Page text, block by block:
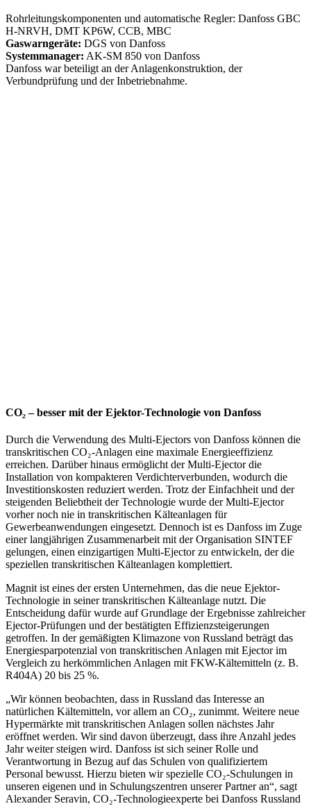
Rohrleitungskomponenten und automatische Regler: Danfoss GBC
H-NRVH, DMT KP6W, CCB, MBC
Gaswarngeräte: DGS von Danfoss
Systemmanager: AK-SM 850 von Danfoss
Danfoss war beteiligt an der Anlagenkonstruktion, der
Verbundprüfung und der Inbetriebnahme.
CO₂ – besser mit der Ejektor-Technologie von Danfoss
Durch die Verwendung des Multi-Ejectors von Danfoss können die
transkritischen CO₂-Anlagen eine maximale Energieeffizienz
erreichen. Darüber hinaus ermöglicht der Multi-Ejector die
Installation von kompakteren Verdichterverbunden, wodurch die
Investitionskosten reduziert werden. Trotz der Einfachheit und der
steigenden Beliebtheit der Technologie wurde der Multi-Ejector
vorher noch nie in transkritischen Kälteanlagen für
Gewerbeanwendungen eingesetzt. Dennoch ist es Danfoss im Zuge
einer langjährigen Zusammenarbeit mit der Organisation SINTEF
gelungen, einen einzigartigen Multi-Ejector zu entwickeln, der die
speziellen transkritischen Kälteanlagen komplettiert.
Magnit ist eines der ersten Unternehmen, das die neue Ejektor-
Technologie in seiner transkritischen Kälteanlage nutzt. Die
Entscheidung dafür wurde auf Grundlage der Ergebnisse zahlreicher
Ejector-Prüfungen und der bestätigten Effizienzsteigerungen
getroffen. In der gemäßigten Klimazone von Russland beträgt das
Energiesparpotenzial von transkritischen Anlagen mit Ejector im
Vergleich zu herkömmlichen Anlagen mit FKW-Kältemitteln (z. B.
R404A) 20 bis 25 %.
„Wir können beobachten, dass in Russland das Interesse an
natürlichen Kältemitteln, vor allem an CO₂, zunimmt. Weitere neue
Hypermärkte mit transkritischen Anlagen sollen nächstes Jahr
eröffnet werden. Wir sind davon überzeugt, dass ihre Anzahl jedes
Jahr weiter steigen wird. Danfoss ist sich seiner Rolle und
Verantwortung in Bezug auf das Schulen von qualifiziertem
Personal bewusst. Hierzu bieten wir spezielle CO₂-Schulungen in
unseren eigenen und in Schulungszentren unserer Partner an“, sagt
Alexander Seravin, CO₂-Technologieexperte bei Danfoss Russland